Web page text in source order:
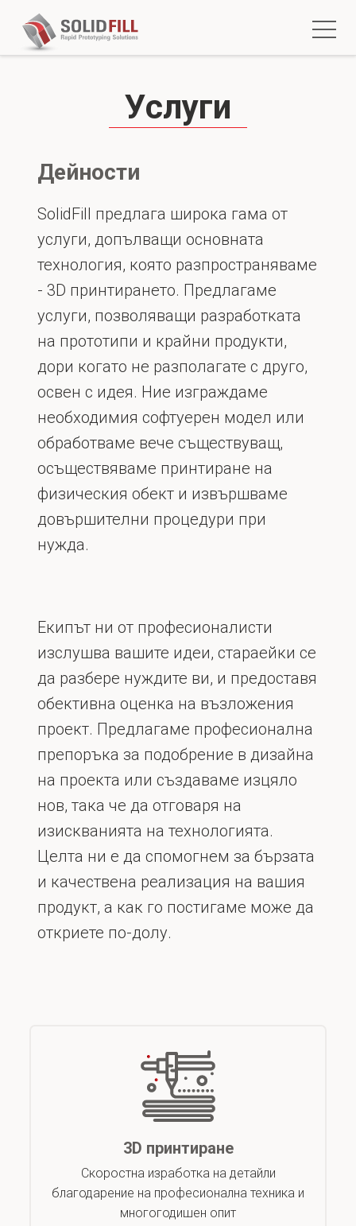
Услуги
Дейности
SolidFill предлага широка гама от
услуги, допълващи основната
технология, която разпространяваме
- 3D принтирането. Предлагаме
услуги, позволяващи разработката
на прототипи и крайни продукти,
дори когато не разполагате с друго,
освен с идея. Ние изграждаме
необходимия софтуерен модел или
обработваме вече съществуващ,
осъществяваме принтиране на
физическия обект и извършваме
довършителни процедури при
нужда.
Екипът ни от професионалисти
изслушва вашите идеи, стараейки се
да разбере нуждите ви, и предоставя
обективна оценка на възложения
проект. Предлагаме професионална
препоръка за подобрение в дизайна
на проекта или създаваме изцяло
нов, така че да отговаря на
изискванията на технологията.
Целта ни е да спомогнем за бързата
и качествена реализация на вашия
продукт, а как го постигаме може да
откриете по-долу.
3D принтиране
Скоростна изработка на детайли
благодарение на професионална техника и
многогодишен опит